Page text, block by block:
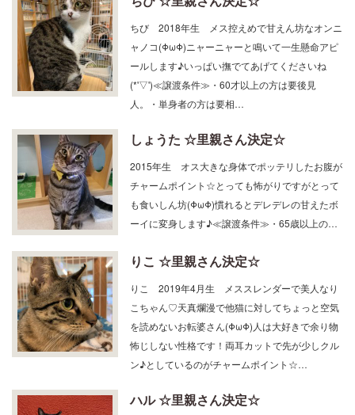
ちび 2018年生 メス控えめで甘えん坊なオンニ
ャノコ(ΦωΦ)ニャーニャーと鳴いて一生懸命アピ
ールします♪いっぱい撫でてあげてくださいね
(*'▽')≪譲渡条件≫・60才以上の方は要後見
人。・単身者の方は要相…
2015年生 オス大きな身体でポッテリしたお腹が
チャームポイント☆とっても怖がりですがとって
も食いしん坊(ΦωΦ)慣れるとデレデレの甘えたボ
ーイに変身します♪≪譲渡条件≫・65歳以上の…
りこ 2019年4月生 メススレンダーで美人なり
こちゃん♡天真爛漫で他猫に対してちょっと空気
を読めないお転婆さん(ΦωΦ)人は大好きで余り物
怖じしない性格です！両耳カットで先が少しクル
ン♪としているのがチャームポイント☆…
ハル 2016年10月生 オスハッピーくんとは兄